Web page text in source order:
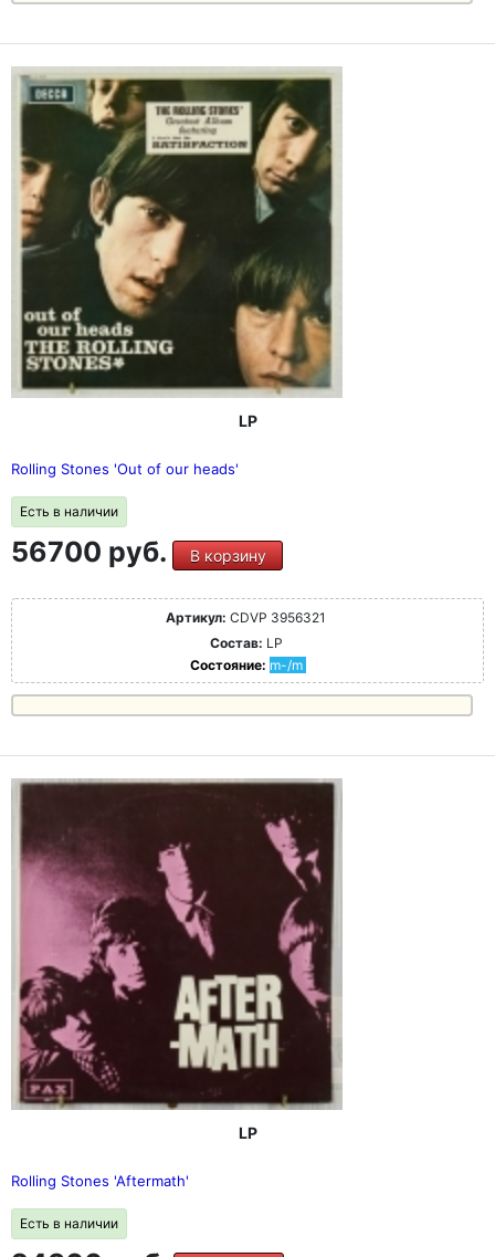
LP
Rolling Stones 'Out of our heads'
Есть в наличии
56700 руб. В корзину
Артикул: CDVP 3956321
Состав: LP
Состояние: m-/m
LP
Rolling Stones 'Aftermath'
Есть в наличии